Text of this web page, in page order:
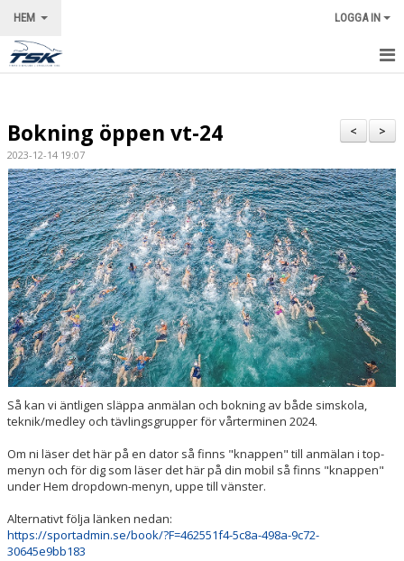
HEM LOGGA IN
NYHETER
VÅRA LEDARE
KALENDER
OM KLUBBEN
KONTAKT
>
<
Bokning öppen vt-24
2023-12-14 19:07
Så kan vi äntligen släppa anmälan och bokning av både simskola,
teknik/medley och tävlingsgrupper för vårterminen 2024.
Om ni läser det här på en dator så finns "knappen" till anmälan i top-
menyn och för dig som läser det här på din mobil så finns "knappen"
under Hem dropdown-menyn, uppe till vänster.
Alternativt följa länken nedan:
https://sportadmin.se/book/?F=462551f4-5c8a-498a-9c72-
30645e9bb183